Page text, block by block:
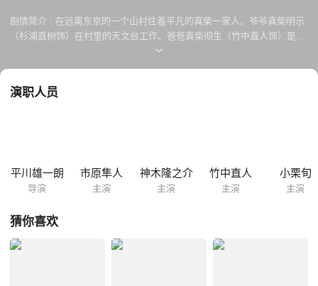
剧情简介 : 在远离东京的一个山村住着平凡的真柴一家人。爷爷真柴明示
（杉浦直树饰）在村里的天文台工作。爸爸真柴彻生（竹中直人饰）是一
名出租车司机，梦想有一天能成为赛车手。妈妈真柴由美（原田美枝子
饰）和小女儿真柴呗（松本梨菜饰）都在幸福健康地成长着。 然而一家人
轻。
演职人员
平川雄一朗
导演
市原隼人
主演
神木隆之介
主演
竹中直人
主演
小栗旬
主演
猜你喜欢